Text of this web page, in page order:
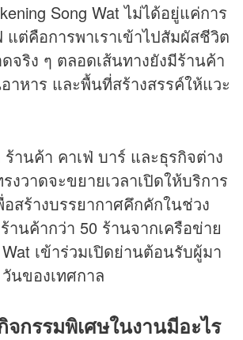
Song Wat ไม่ได้อยู่แค่การ
แต่คือการพาเราเข้าไปสัมผัสชีวิต
จริง ๆ ตลอดเส้นทางยังมีร้านค้า
าหาร และพื้นที่สร้างสรรค์ให้แวะ
านค้า คาเฟ่ บาร์ และธุรกิจต่าง
งวาดจะขยายเวลาเปิดให้บริการ
อสร้างบรรยากาศคึกคักในช่วง
านค้ากว่า 50 ร้านจากเครือข่าย
เข้าร่วมเปิดย่านต้อนรับผู้มา
นของเทศกาล
กรรมพิเศษในงานมีอะไร